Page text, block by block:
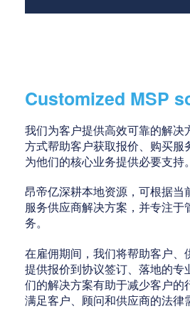
Customized MSP
我们为客户提供高效可靠的解决
方式帮助客户获取报价、购买服
为他们的核心业务提供必要支持。
昂帝亿深耕本地资源，可根据当
服务供应商解决方案，并专注于
务。
在雇佣期间，我们将帮助客户、
提供报价到协议签订、落地的专
们的解决方案有助于减少客户的
满足客户、顾问和供应商的法律